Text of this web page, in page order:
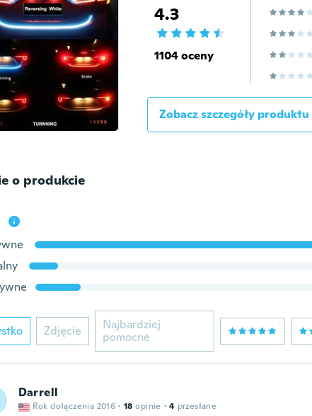
4.3
1104 oceny
Zobacz szczegóły produktu
o produkcie
Zdjęcie
Najbardziej
pomocne
Darrell
Rok dołączenia 2016 · 18 opinie · 4 przesłane